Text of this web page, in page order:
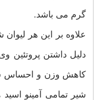
گرم می باشد.
دلیل داشتن پروتئین
کاهش وزن و احساس
شیر تمامی آمینو